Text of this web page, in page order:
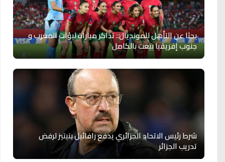
بحثا عن التأهل للمونديال.. تذاكر مباراة لبؤات المغرب و
جنوب إفريقيا بيعت بالكامل
شرط رئيس الاتحاد الجزائري يدفع رافائيل بنيتيز لرفض
تدريب الجزائر